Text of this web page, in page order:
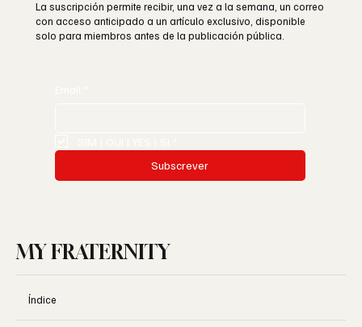
La suscripción permite recibir, una vez a la semana, un correo
con acceso anticipado a un artículo exclusivo, disponible
solo para miembros antes de la publicación pública.
Subscrever
MY FRATERNITY
Índice